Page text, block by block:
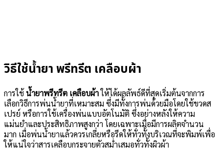
วิธีใช้น้ำยา พรีทรีต เคลือบผ้า
การใช้น้ำยาพรีทรีต เคลือบผ้าให้ได้ผลลัพธ์ดีที่สุดเริ่มต้นจากการ
เลือกวิธีการพ่นน้ำยาที่เหมาะสม ซึ่งมีทั้งการพ่นด้วยมือโดยใช้ขวดส
เปรย์ หรือการใช้เครื่องพ่นแบบอัตโนมัติ ซึ่งอย่างหลังให้ความ
แม่นยำและประสิทธิภาพสูงกว่า โดยเฉพาะเมื่อมีการผลิตจำนวน
มาก เมื่อพ่นน้ำยาแล้วควรเกลี่ยหรือรีดให้ทั่วทั้งบริเวณที่จะพิมพ์เพื่อ
ให้แน่ใจว่าสารเคลือบกระจายตัวสม่ำเสมอทั่วทั้งผิวผ้า